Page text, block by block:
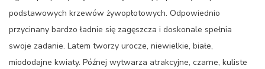
podstawowych krzewów żywopłotowych. Odpowiednio
przycinany bardzo ładnie się zagęszcza i doskonale spełnia
swoje zadanie. Latem tworzy urocze, niewielkie, białe,
miododajne kwiaty. Późnej wytwarza atrakcyjne, czarne, kuliste